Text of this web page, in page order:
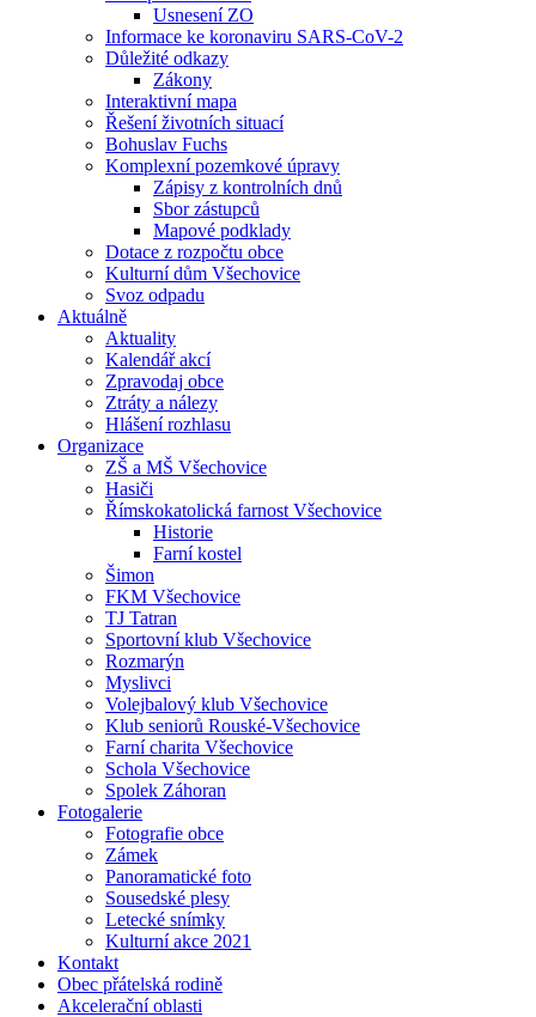
Usnesení ZO
Informace ke koronaviru SARS-CoV-2
Důležité odkazy
Zákony
Interaktivní mapa
Řešení životních situací
Bohuslav Fuchs
Komplexní pozemkové úpravy
Zápisy z kontrolních dnů
Sbor zástupců
Mapové podklady
Dotace z rozpočtu obce
Kulturní dům Všechovice
Svoz odpadu
Aktuálně
Aktuality
Kalendář akcí
Zpravodaj obce
Ztráty a nálezy
Hlášení rozhlasu
Organizace
ZŠ a MŠ Všechovice
Hasiči
Římskokatolická farnost Všechovice
Historie
Farní kostel
Šimon
FKM Všechovice
TJ Tatran
Sportovní klub Všechovice
Rozmarýn
Myslivci
Volejbalový klub Všechovice
Klub seniorů Rouské-Všechovice
Farní charita Všechovice
Schola Všechovice
Spolek Záhoran
Fotogalerie
Fotografie obce
Zámek
Panoramatické foto
Sousedské plesy
Letecké snímky
Kulturní akce 2021
Kontakt
Obec přátelská rodině
Akcelerační oblasti